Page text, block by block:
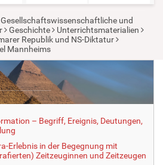
Gesellschaftswissenschaftliche und
Geschichte
Unterrichtsmaterialien
Republik und NS-Diktatur
Mannheims
– Begriff, Ereignis, Deutungen,
Erlebnis in der Begegnung mit
Zeitzeuginnen und Zeitzeugen